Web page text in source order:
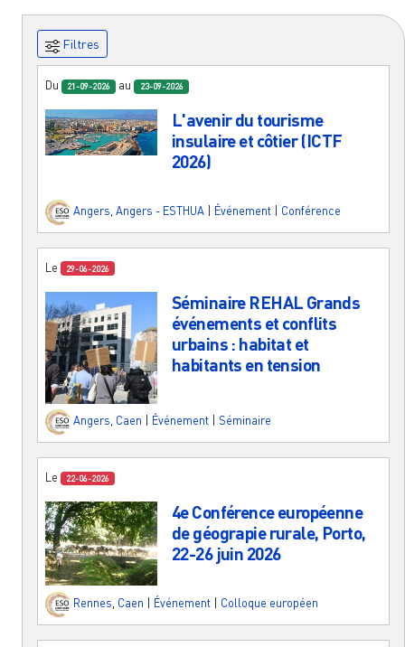
Filtres
Du 21-09-2026 au 23-09-2026
L'avenir du tourisme
insulaire et côtier (ICTF
2026)
Angers Angers - ESTHUA Événement Conférence
Le 29-06-2026
Séminaire REHAL Grands
événements et conflits
urbains : habitat et
habitants en tension
Angers, Caen Événement Séminaire
Le 22-06-2026
4e Conférence européenne
de géograpie rurale, Porto,
22-26 juin 2026
Rennes Caen Événement Colloque européen